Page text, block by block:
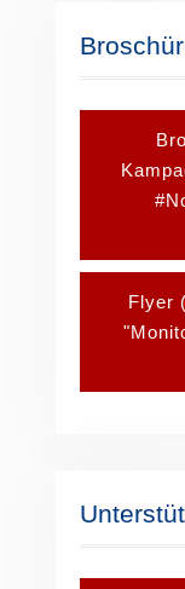
Flyer